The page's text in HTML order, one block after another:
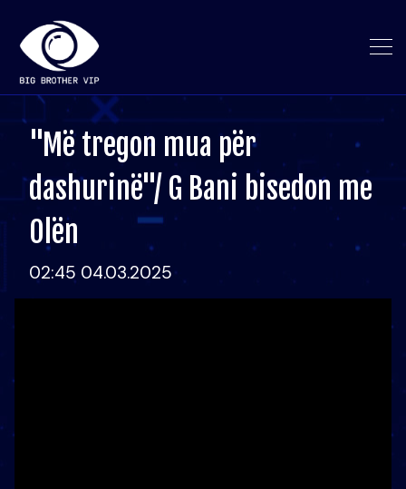
"Më tregon mua për
dashurinë"/ G Bani bisedon me
Olën
02:45 04.03.2025